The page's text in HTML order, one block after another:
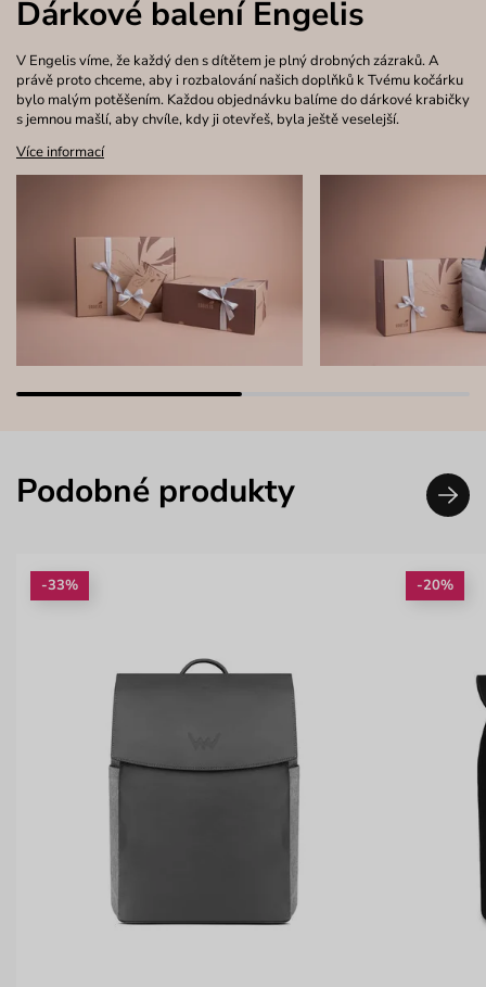
Dárkové balení Engelis
V Engelis víme, že každý den s dítětem je plný drobných zázraků. A
právě proto chceme, aby i rozbalování našich doplňků k Tvému kočárku
bylo malým potěšením. Každou objednávku balíme do dárkové krabičky
s jemnou mašlí, aby chvíle, kdy ji otevřeš, byla ještě veselejší.
Více informací
Podobné produkty
-33% -20%